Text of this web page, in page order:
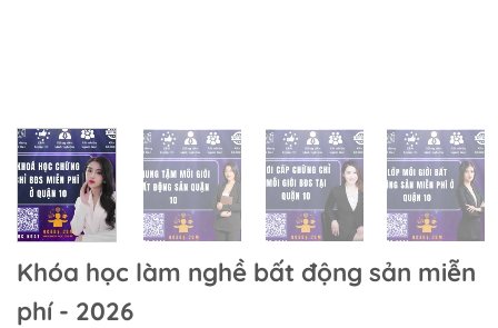
Khóa học làm nghề bất động sản miễn
phí - 2026